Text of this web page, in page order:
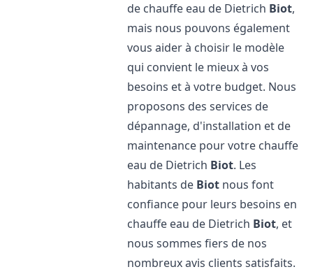
de chauffe eau de Dietrich Biot,
mais nous pouvons également
vous aider à choisir le modèle
qui convient le mieux à vos
besoins et à votre budget. Nous
proposons des services de
dépannage, d'installation et de
maintenance pour votre chauffe
eau de Dietrich Biot. Les
habitants de Biot nous font
confiance pour leurs besoins en
chauffe eau de Dietrich Biot, et
nous sommes fiers de nos
nombreux avis clients satisfaits.